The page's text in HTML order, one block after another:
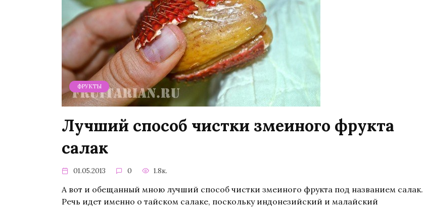
ФРУКТЫ
Лучший способ чистки змеиного фрукта
салак
01.05.2013 0 1.8к.
А вот и обещанный мною лучший способ чистки змеиного фрукта под названием салак.
Речь идет именно о тайском салаке, поскольку индонезийский и малайский